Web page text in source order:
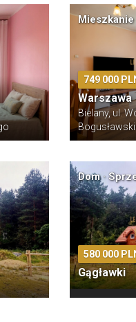
Mieszkanie
749 000
Warszawa
Bielany, ul.
Dom ·
580 000
Gągławki